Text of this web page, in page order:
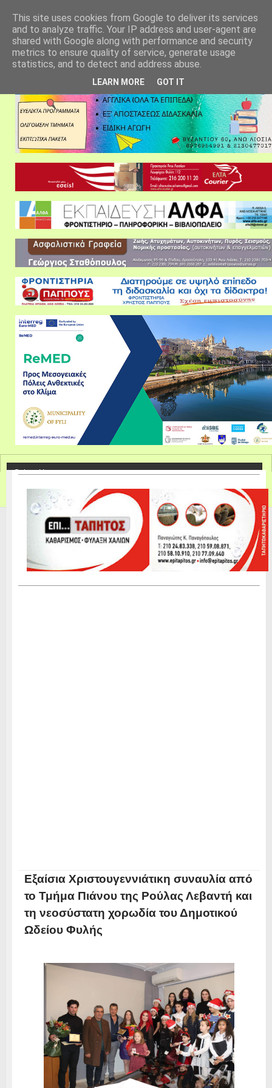
Εξαίσια Χριστουγεννιάτικη συναυλία από
το Τμήμα Πιάνου της Ρούλας Λεβαντή και
τη νεοσύστατη χορωδία του Δημοτικού
Ωδείου Φυλής
This site uses cookies from Google to deliver its services
and to analyze traffic. Your IP address and user-agent are
shared with Google along with performance and security
metrics to ensure quality of service, generate usage
statistics, and to detect and address abuse.
LEARN MORE GOT IT